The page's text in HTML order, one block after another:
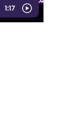
1:17